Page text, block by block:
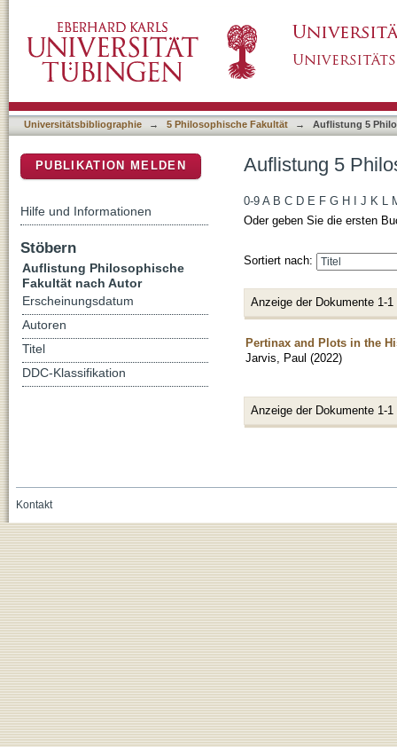
Universitätsbibliographie → 5 Philosophische Fakultät → Auflistung 5
Auflistung 5
0-9 A B C D E F G H J K L
Oder geben Sie die ersten
Sortiert nach:
Anzeige der Dokumente 1-1
Pertinax and Plots in the
Jarvis, Paul (2022)
Anzeige der Dokumente 1-1
PUBLIKATION MELDEN
Hilfe und Informationen
Stöbern
Auflistung Philosophische
Fakultät nach Autor
Erscheinungsdatum
Autoren
Titel
DDC-Klassifikation
Kontakt